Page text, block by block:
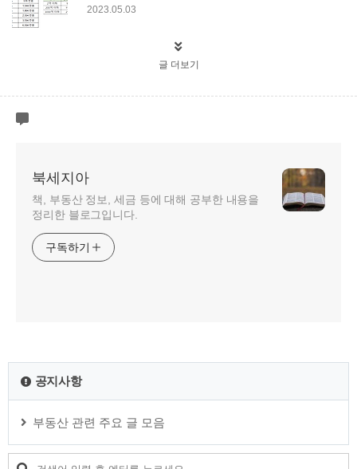
2023.05.03
글 더보기
북세지아
책, 부동산 정보, 세금 등에 대해 공부한 내용을
정리한 블로그입니다.
구독하기
공지사항
부동산 관련 주요 글 모음